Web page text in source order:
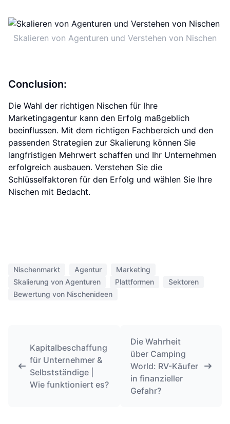
Skalieren von Agenturen und Verstehen von Nischen
Conclusion:
Die Wahl der richtigen Nischen für Ihre
Marketingagentur kann den Erfolg maßgeblich
beeinflussen. Mit dem richtigen Fachbereich und den
passenden Strategien zur Skalierung können Sie
langfristigen Mehrwert schaffen und Ihr Unternehmen
erfolgreich ausbauen. Verstehen Sie die
Schlüsselfaktoren für den Erfolg und wählen Sie Ihre
Nischen mit Bedacht.
Nischenmarkt Agentur
Marketing
Skalierung von Agenturen
Plattformen
Sektoren
Bewertung von Nischenideen
Kapitalbeschaffung
für Unternehmer &
Selbstständige |
Wie funktioniert es?
Die Wahrheit
über Camping
World: RV-Käufer
in finanzieller
Gefahr?